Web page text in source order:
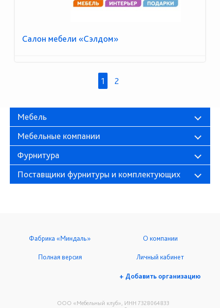
Салон мебели «Сэлдом»
1 2
Мебель
Мебельные компании
Фурнитура
Поставщики фурнитуры и комплектующих
ООО «Мебельный клуб», ИНН 7328064833
Фабрика «Миндаль» О компании
Полная версия Личный кабинет
+ Добавить организацию